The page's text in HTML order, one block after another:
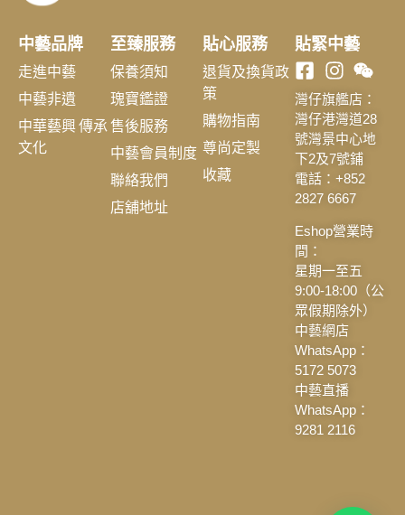
中藝品牌
走進中藝
中藝非遺
中華藝興 傳承
文化
至臻服務
保養須知
瑰寶鑑證
售後服務
中藝會員制度
聯絡我們
店舖地址
貼心服務
退貨及換貨政
策
購物指南
尊尚定製
收藏
貼緊中藝
灣仔旗艦店：
灣仔港灣道28
號灣景中心地
下2及7號鋪
電話：+852
2827 6667
Eshop營業時
間：
星期一至五
9:00-18:00（公
眾假期除外）
中藝網店
WhatsApp：
5172 5073
中藝直播
WhatsApp：
9281 2116